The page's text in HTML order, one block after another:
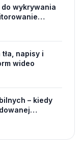
wykrywania
napisy i
wideo
– kiedy